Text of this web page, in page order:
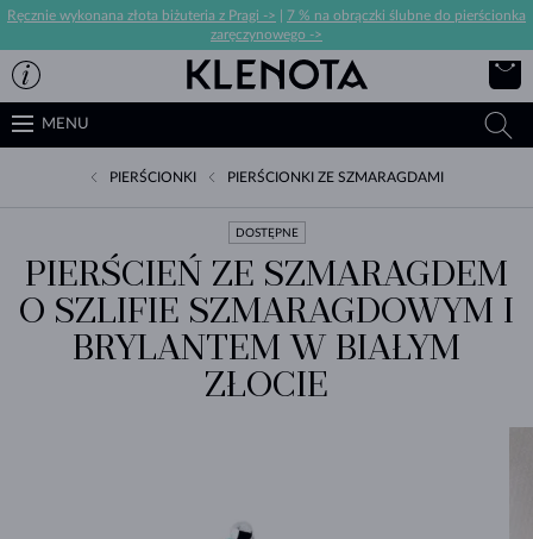
Ręcznie wykonana złota biżuteria z Pragi ->
7 % na obrączki ślubne do pierścionka
zaręczynowego ->
MENU
PIERŚCIONKI PIERŚCIONKI ZE SZMARAGDAMI
DOSTĘPNE
PIERŚCIEŃ ZE SZMARAGDEM
O SZLIFIE SZMARAGDOWYM I
BRYLANTEM W BIAŁYM
ZŁOCIE